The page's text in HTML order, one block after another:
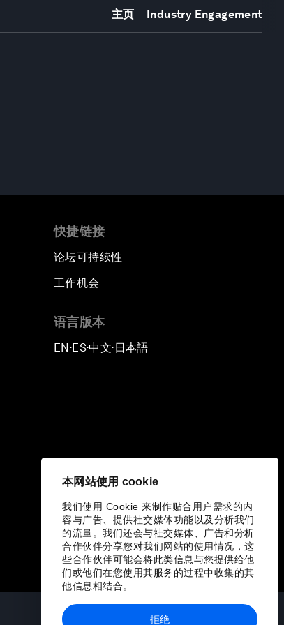
本网站使用 cookie
我们使用 Cookie 来制作贴合用户需求的内
容与广告、提供社交媒体功能以及分析我们
的流量。我们还会与社交媒体、广告和分析
合作伙伴分享您对我们网站的使用情况，这
些合作伙伴可能会将此类信息与您提供给他
们或他们在您使用其服务的过程中收集的其
他信息相结合。
拒绝
主页 Industry Engagement
快捷链接
论坛可持续性
工作机会
语言版本
EN ▪ES▪中文▪ 日本語